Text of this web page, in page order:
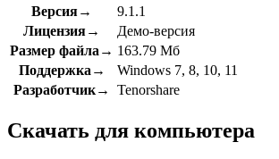
Версия→
9.1.1
Лицензия→
Демо-версия
Размер файла→ 163.79 Мб
Поддержка→
Windows 7, 8, 10, 11
Разработчик→
Tenorshare
Скачать для компьютера